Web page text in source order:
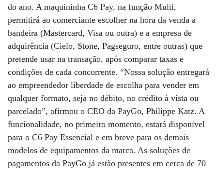
do ano. A maquininha C6 Pay, na função Multi,
permitirá ao comerciante escolher na hora da venda a
bandeira (Mastercard, Visa ou outra) e a empresa de
adquirência (Cielo, Stone, Pagseguro, entre outras) que
pretende usar na transação, após comparar taxas e
condições de cada concorrente. “Nossa solução entregará
ao empreendedor liberdade de escolha para vender em
qualquer formato, seja no débito, no crédito à vista ou
parcelado”, afirmou o CEO da PayGo, Philippe Katz. A
funcionalidade, no primeiro momento, estará disponível
para o C6 Pay Essencial e em breve para os demais
modelos de equipamentos da marca. As soluções de
pagamentos da PayGo já estão presentes em cerca de 70